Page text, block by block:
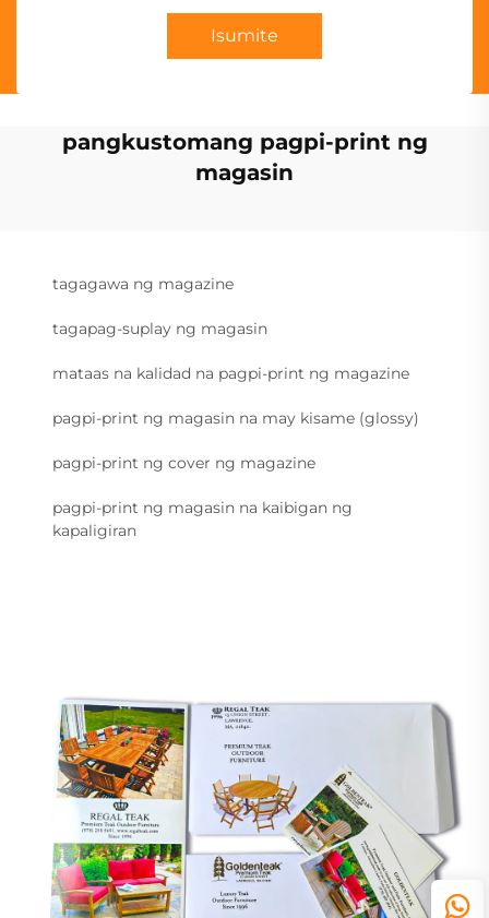
Isumite
pangkustomang pagpi-print ng
magasin
tagagawa ng magazine
tagapag-suplay ng magasin
mataas na kalidad na pagpi-print ng magazine
pagpi-print ng magasin na may kisame (glossy)
pagpi-print ng cover ng magazine
pagpi-print ng magasin na kaibigan ng
kapaligiran